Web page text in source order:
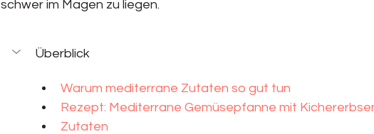
schwer im Magen zu liegen.
Überblick
Warum mediterrane Zutaten so gut tun
Rezept: Mediterrane Gemüsepfanne mit
Zutaten